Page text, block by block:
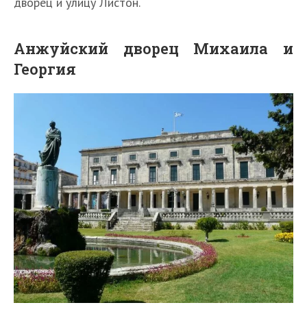
Анжуйский дворец Михаила и
Георгия